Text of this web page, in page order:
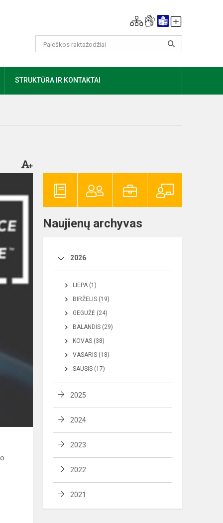
STRUKTŪRA IR KONTAKTAI
Naujienų archyvas
2026
LIEPA (1)
BIRŽELIS (19)
GEGUŽĖ (24)
BALANDIS (29)
KOVAS (38)
VASARIS (18)
SAUSIS (17)
2025
2024
2023
2022
2021